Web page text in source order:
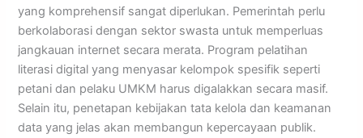
yang komprehensif sangat diperlukan. Pemerintah perlu
berkolaborasi dengan sektor swasta untuk memperluas
jangkauan internet secara merata. Program pelatihan
literasi digital yang menyasar kelompok spesifik seperti
petani dan pelaku UMKM harus digalakkan secara masif.
Selain itu, penetapan kebijakan tata kelola dan keamanan
data yang jelas akan membangun kepercayaan publik.